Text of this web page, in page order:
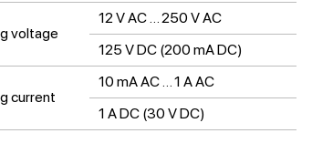
voltage
12 V AC … 250 V AC
125 V DC (200 mA DC)
current
10 mA AC … 1 A AC
1 A DC (30 V DC)